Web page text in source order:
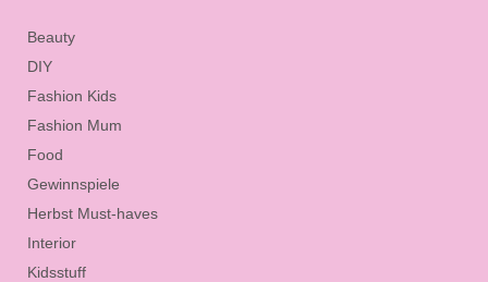
Beauty
DIY
Fashion Kids
Fashion Mum
Food
Gewinnspiele
Herbst Must-haves
Interior
Kidsstuff